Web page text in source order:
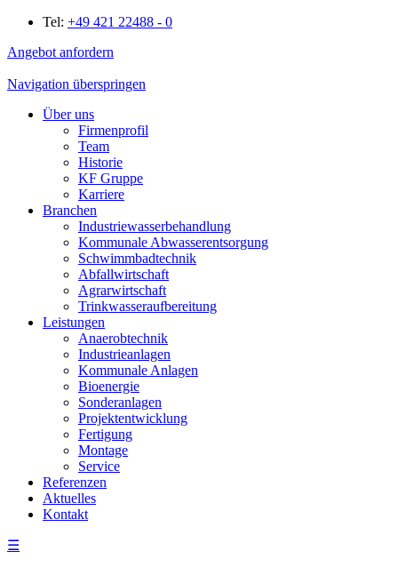
Tel: +49 421 22488 - 0
Angebot anfordern
Navigation überspringen
Über uns
Firmenprofil
Team
Historie
KF Gruppe
Karriere
Branchen
Industriewasserbehandlung
Kommunale Abwasserentsorgung
Schwimmbadtechnik
Abfallwirtschaft
Agrarwirtschaft
Trinkwasseraufbereitung
Leistungen
Anaerobtechnik
Industrieanlagen
Kommunale Anlagen
Bioenergie
Sonderanlagen
Projektentwicklung
Fertigung
Montage
Service
Referenzen
Aktuelles
Kontakt
☰